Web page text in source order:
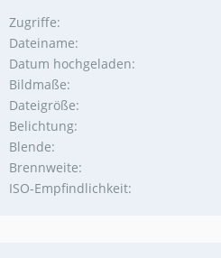
Zugriffe
Dateiname
Datum hochgeladen
Bildmaße
Dateigröße
Belichtung
Blende
Brennweite
ISO-Empfindlichkeit